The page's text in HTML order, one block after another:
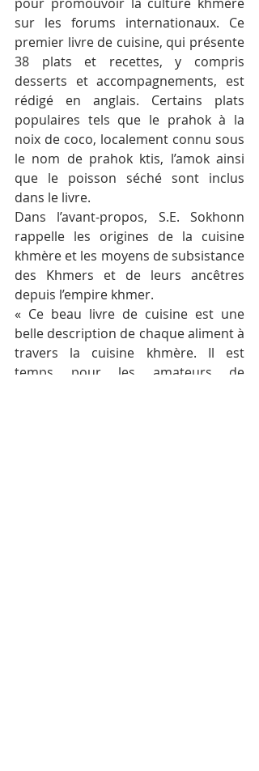
pour promouvoir la culture khmère
sur les forums internationaux. Ce
premier livre de cuisine, qui présente
38 plats et recettes, y compris
desserts et accompagnements, est
rédigé en anglais. Certains plats
populaires tels que le prahok à la
noix de coco, localement connu sous
le nom de prahok ktis, l’amok ainsi
que le poisson séché sont inclus
dans le livre.
Dans l’avant-propos, S.E. Sokhonn
rappelle les origines de la cuisine
khmère et les moyens de subsistance
des Khmers et de leurs ancêtres
depuis l’empire khmer.
« Ce beau livre de cuisine est une
belle description de chaque aliment à
travers la cuisine khmère. Il est
temps pour les amateurs de